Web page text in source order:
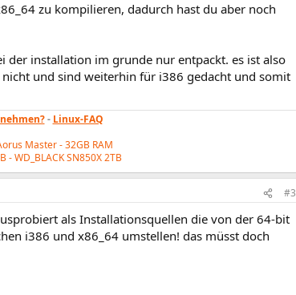
zu kompilieren, dadurch hast du aber noch
installation im grunde nur entpackt. es ist also
und sind weiterhin für i386 gedacht und somit
- Linux-FAQ
Master - 32GB RAM
- WD_BLACKSN850X 2TB
#3
als Installationsquellen die von der 64-bit
i386 und x86_64 umstellen! das müsst doch